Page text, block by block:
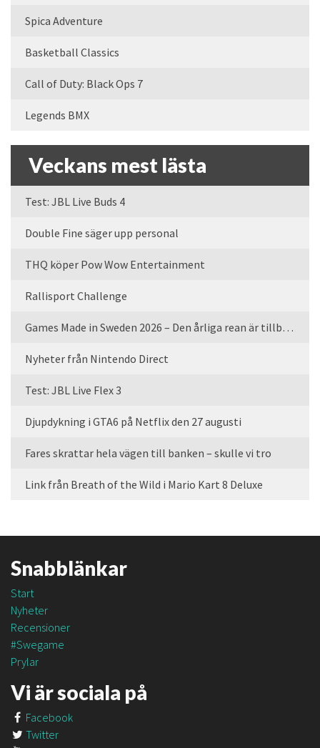
Spica Adventure
Basketball Classics
Call of Duty: Black Ops 7
Legends BMX
Veckans mest lästa
Test: JBL Live Buds 4
Double Fine säger upp personal
THQ köper Pow Wow Entertainment
Rallisport Challenge
Games Made in Sweden 2026 – Den årliga rean är tillbaka
Nyheter från Nintendo Direct
Test: JBL Live Flex 3
Djupdykning i GTA6 på Netflix den 27 augusti
Fares skrattar hela vägen till banken – skulle vi tro
Link från Breath of the Wild i Mario Kart 8 Deluxe
Snabblänkar
Start
Nyheter
Recensioner
#Swegame
Prylar
Vi är sociala på
Facebook
Twitter